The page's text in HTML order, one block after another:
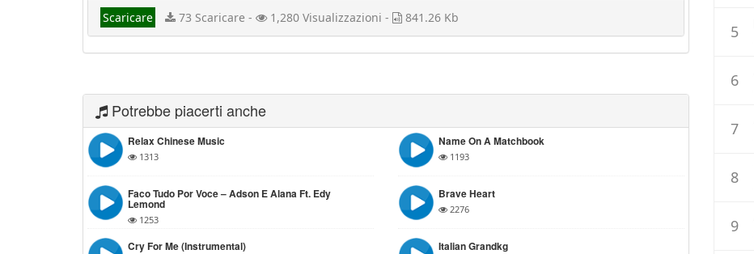
Scaricare 73 Scaricare - 1,280 Visualizzazioni - 841.26 Kb
Potrebbe piacerti anche
Relax Chinese Music
1313
Name On A Matchbook
1193
Faco Tudo Por Voce – Adson E Alana Ft. Edy
Lemond
1253
Brave Heart
2276
Cry For Me (Instrumental) Italian Grandkg
5
6
7
8
9